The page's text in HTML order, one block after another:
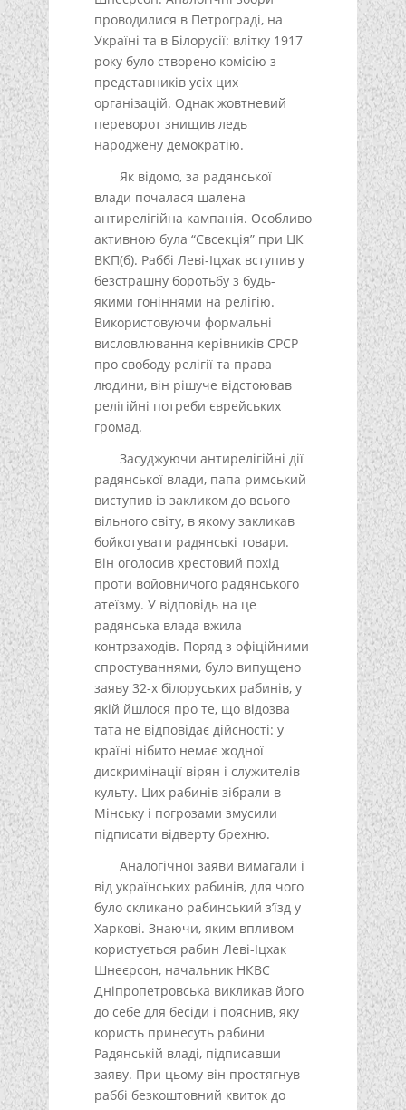
проводилися в Петрограді, на
Україні та в Білорусії: влітку 1917
року було створено комісію з
представників усіх цих
організацій. Однак жовтневий
переворот знищив ледь
народжену демократію.
Як відомо, за радянської
влади почалася шалена
антирелігійна кампанія. Особливо
активною була “Євсекція” при ЦК
ВКП(б). Раббі Леві-Іцхак вступив у
безстрашну боротьбу з будь-
якими гоніннями на релігію.
Використовуючи формальні
висловлювання керівників СРСР
про свободу релігії та права
людини, він рішуче відстоював
релігійні потреби єврейських
громад.
Засуджуючи антирелігійні дії
радянської влади, папа римський
виступив із закликом до всього
вільного світу, в якому закликав
бойкотувати радянські товари.
Він оголосив хрестовий похід
проти войовничого радянського
атеїзму. У відповідь на це
радянська влада вжила
контрзаходів. Поряд з офіційними
спростуваннями, було випущено
заяву 32-х білоруських рабинів, у
якій йшлося про те, що відозва
тата не відповідає дійсності: у
країні нібито немає жодної
дискримінації вірян і служителів
культу. Цих рабинів зібрали в
Мінську і погрозами змусили
підписати відверту брехню.
Аналогічної заяви вимагали і
від українських рабинів, для чого
було скликано рабинський з’їзд у
Харкові. Знаючи, яким впливом
користується рабин Леві-Іцхак
Шнеєрсон, начальник НКВС
Дніпропетровська викликав його
до себе для бесіди і пояснив, яку
користь принесуть рабини
Радянській владі, підписавши
заяву. При цьому він простягнув
раббі безкоштовний квиток до